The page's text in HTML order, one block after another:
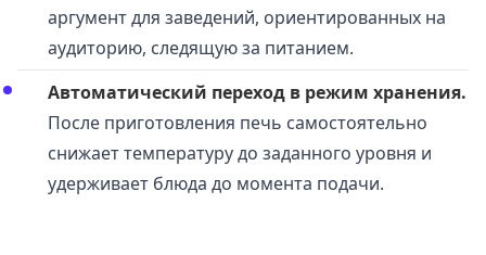
аргумент для заведений, ориентированных на
аудиторию, следящую за питанием.
Автоматический переход в режим хранения.
После приготовления печь самостоятельно
снижает температуру до заданного уровня и
удерживает блюда до момента подачи.